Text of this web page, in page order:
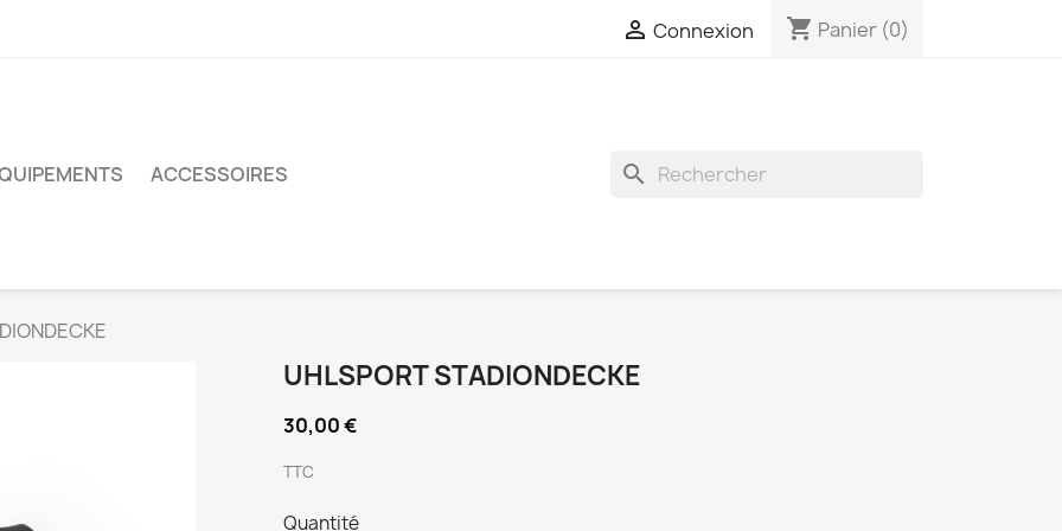
 Connexion shopping_cart Panier (0)
ACCESSOIRES search
UHLSPORT STADIONDECKE
30,00 €
TTC
Quantité